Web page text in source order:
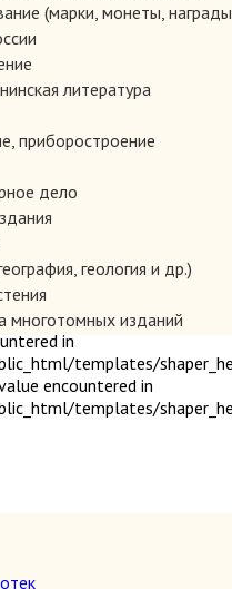
(марки, монеты,
литература
приборостроение
дело
геология и др.)
многотомных изданий
дипломатия
производство
антикварных книг
in
templates/
encountered in
templates/